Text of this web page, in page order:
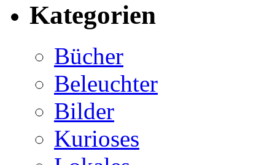
Kategorien
Bücher
Beleuchter
Bilder
Kurioses